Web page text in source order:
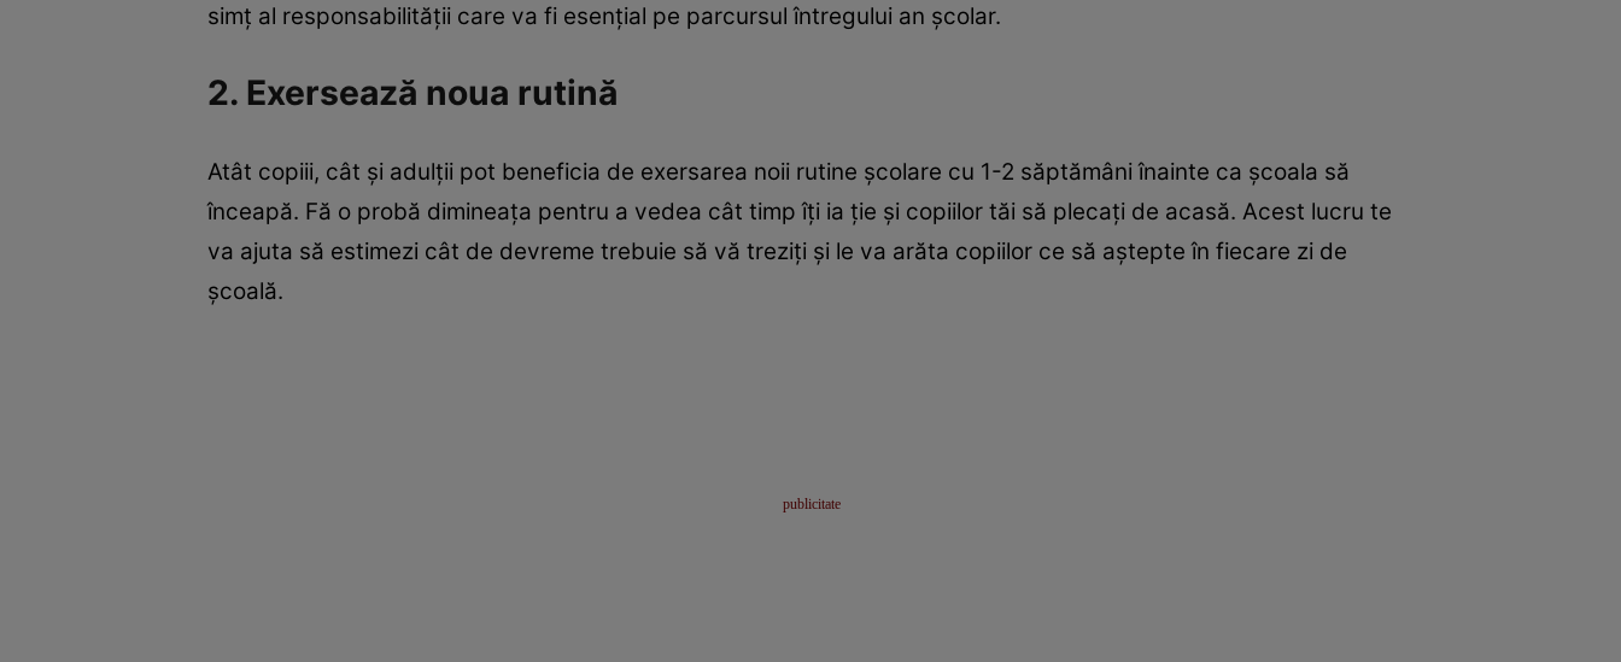
simț al responsabilității care va fi esențial pe parcursul întregului an școlar.
2. Exersează noua rutină
Atât copiii, cât și adulții pot beneficia de exersarea noii rutine școlare cu 1-2 săptămâni înainte ca școala să
înceapă. Fă o probă dimineața pentru a vedea cât timp îți ia ție și copiilor tăi să plecați de acasă. Acest lucru te
va ajuta să estimezi cât de devreme trebuie să vă treziți și le va arăta copiilor ce să aștepte în fiecare zi de
școală.